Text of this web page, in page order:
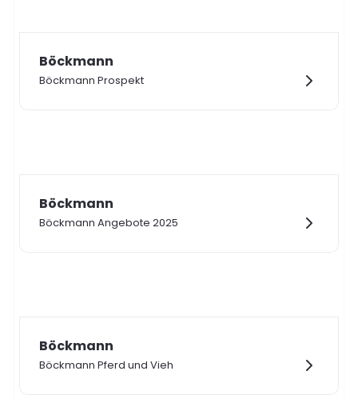
Böckmann
Böckmann Prospekt
Böckmann
Böckmann Angebote 2025
Böckmann
Böckmann Pferd und Vieh